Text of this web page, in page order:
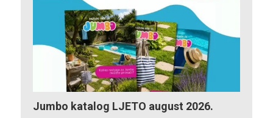
Jumbo katalog LJETO august 2026.